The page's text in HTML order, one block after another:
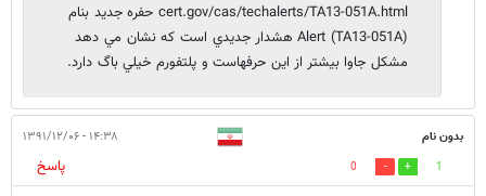
cert.gov/cas/techalerts/TA13-051A.html حفره جديد بنام
Alert (TA13-051A) هشدار جديدي است كه نشان مي دهد
مشكل جاوا بيشتر از اين حرفهاست و پلتفورم خيلي باگ دارد.
بدون نام ۱۴:۳۸ - ۱۳۹۱/۱۲/۰۶
1
0
پاسخ